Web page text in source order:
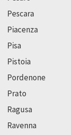
Pescara
Piacenza
Pisa
Pistoia
Pordenone
Prato
Ragusa
Ravenna